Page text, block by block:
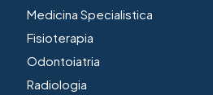
Medicina Specialistica
Fisioterapia
Odontoiatria
Radiologia